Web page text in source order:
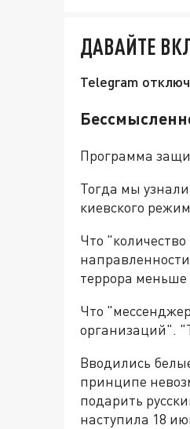
ДАВАЙТЕ
Telegram
Программа
Тогда мы
киевского
Что
террора меньше
Что
организаций".
Вводились
принципе
подарить
наступила 18